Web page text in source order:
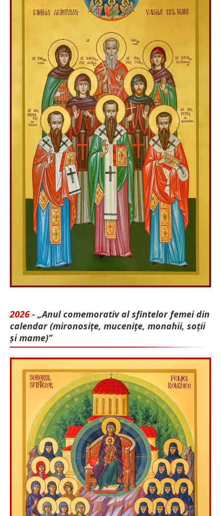
2026 - „Anul comemorativ al sfintelor femei din
calendar (mironosițe, mu­cenițe, monahii, soții
și mame)”